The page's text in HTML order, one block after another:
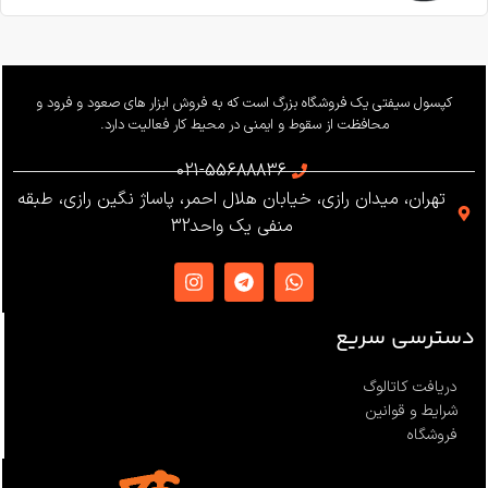
وزن 655 گرم
استاندارد
EN12841 ،EN341 ،ANSI Z359
،NFPA1983
ساخت
کپسول سیفتی یک فروشگاه بزرگ است که به فروش ابزار های صعود و فرود و
محافظت از سقوط و ایمنی در محیط کار فعالیت دارد.
021-55688836
تهران، میدان رازی، خیابان هلال احمر، پاساژ نگین رازی، طبقه
منفی یک واحد32
دسترسی سریع
دریافت کاتالوگ
شرایط و قوانین
فروشگاه